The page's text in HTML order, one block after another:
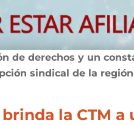
de derechos y un
sindical de la
la CTM